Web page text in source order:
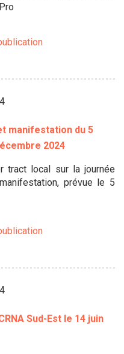
manifestation du 5
2024
tract local sur la journée
prévue le 5
Sud-Est le 14 juin